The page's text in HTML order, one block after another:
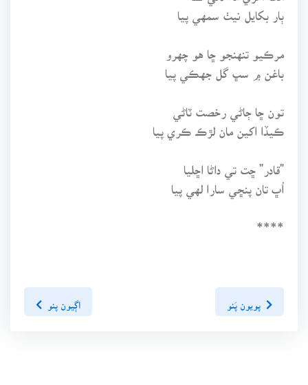
ٻار بکايل نيٺ سمهي پيا
مرڪيو تنهنجو ڇا هو چهرو
باغن ۾ سڀ گل جهڪي پيا
تون ڇا ڄاڻي رخصت ٽاڻي
ڪيڏا اکين مان لڙڪ ڪري پيا
"قادر" ڇت تي داڻا اڇليا
اُڀ تان پنڇي سارا لهي پيا
****
اڳيون پنو